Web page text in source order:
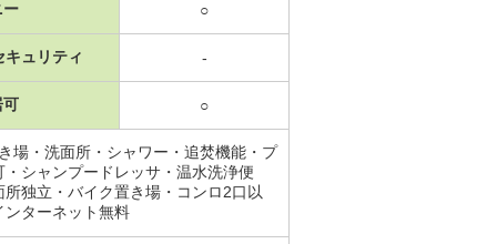
ー ○
キュリティ -
可 ○
場・洗面所・シャワー・追焚機能・プ
シャンプードレッサ・温水洗浄便
独立・バイク置き場・コンロ2口以
ンターネット無料